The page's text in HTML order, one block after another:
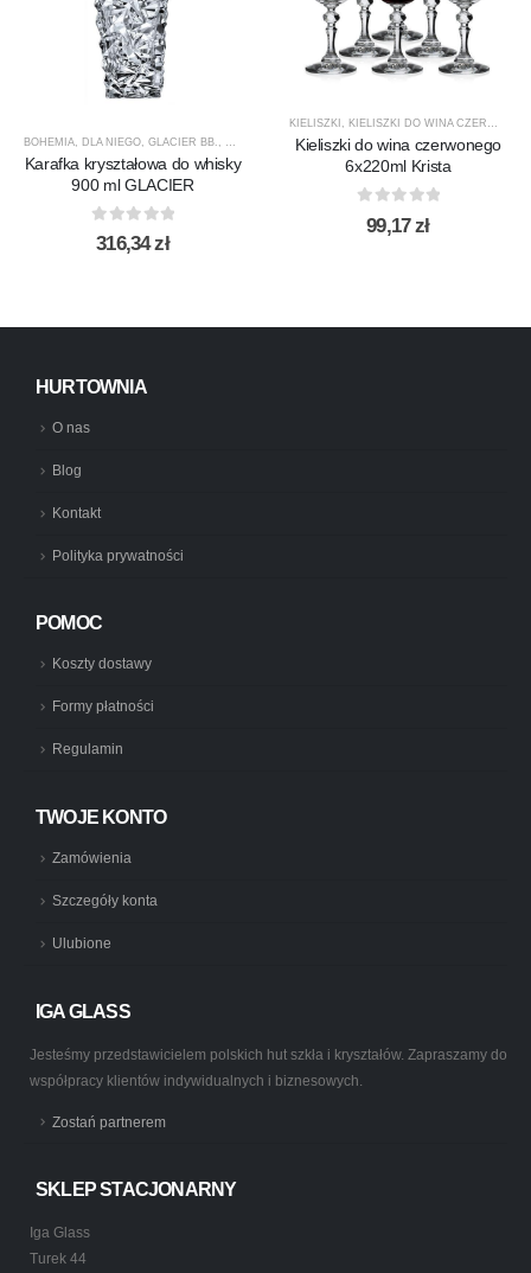
BOHEMIA DLA NIEGO GLACIER BB. KARAFKI DO WHISKY,PREZENTY,
Karafka kryształowa do whisky
900 ml GLACIER
0out of 5
316,34zł
KIELISZKI , KIELISZKI DO WINA CZERWONEGO
Kieliszki do wina czerwonego
6x220ml Krista
out of 5
99,17zł
HURTOWNIA
O nas
Blog
Kontakt
Polityka prywatności
POMOC
Koszty dostawy
Formy płatności
Regulamin
TWOJE KONTO
Zamówienia
Szczegóły konta
Ulubione
IGA GLASS
Jesteśmy przedstawicielem polskich hut szkła i kryształów. Zapraszamy do
współpracy klientów indywidualnych i biznesowych.
Zostań partnerem
SKLEP STACJONARNY
Iga Glass
Turek 44